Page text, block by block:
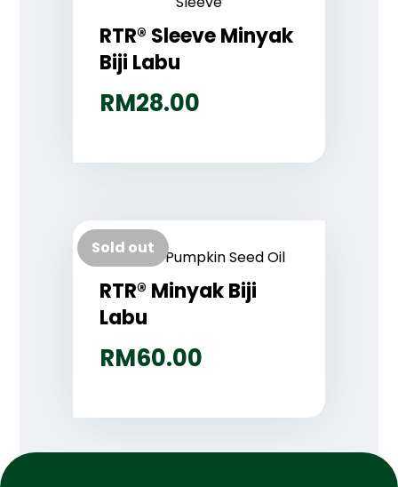
RTR® Sleeve Minyak
Biji Labu
RM28.00
RTR® Minyak Biji
Labu
RM60.00
Sold out